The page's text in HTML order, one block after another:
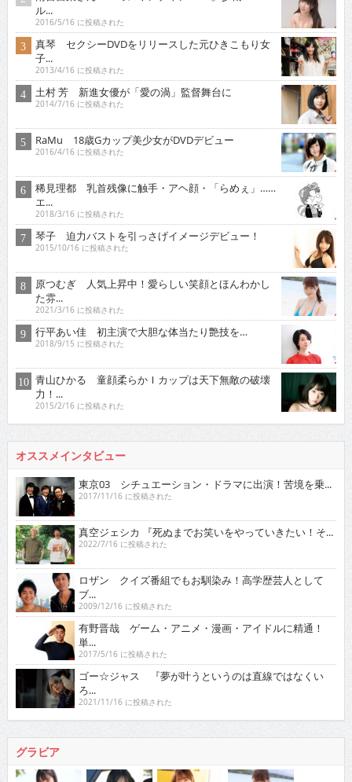
ル...
2016/5/16 に投稿された
真琴 セクシーDVDをリリースした元ひきこもり女
子...
2013/4/16 に投稿された
土村 芳 新進女優が「愛の渦」監督舞台に
2014/7/16 に投稿された
RaMu 18歳Gカップ美少女がDVDデビュー
2016/4/16 に投稿された
稀見理都 乳首残像に触手・アヘ顔・「らめぇ」……
エ...
2018/3/16 に投稿された
琴子 迫力バストを引っさげイメージデビュー！
2015/10/16 に投稿された
原つむぎ 人気上昇中！愛らしい笑顔とほんわかし
た雰...
2021/3/16 に投稿された
行平あい佳 初主演で大胆な体当たり艶技を…
2018/9/15 に投稿された
青山ひかる 童顔柔らかＩカップは天下無敵の破壊
力！...
2015/2/16 に投稿された
オススメインタビュー
東京03 シチュエーション・ドラマに出演！苦境を乗...
2017/11/16 に投稿された
真空ジェシカ 『死ぬまでお笑いをやっていきたい！そ...
2022/7/16 に投稿された
ロザン クイズ番組でもお馴染み！高学歴芸人として
ブ...
2009/12/16 に投稿された
有野晋哉 ゲーム・アニメ・漫画・アイドルに精通！
単...
2017/5/16 に投稿された
ゴー☆ジャス 『夢が叶うというのは直線ではなくい
ろ...
2021/11/16 に投稿された
グラビア